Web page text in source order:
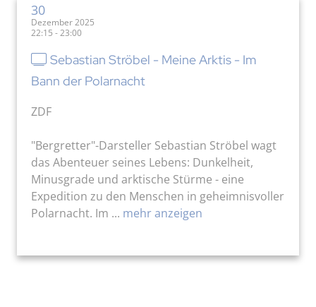
30
Dezember 2025
22:15 - 23:00
Sebastian Ströbel - Meine Arktis - Im
Bann der Polarnacht
ZDF
"Bergretter"-Darsteller Sebastian Ströbel wagt
das Abenteuer seines Lebens: Dunkelheit,
Minusgrade und arktische Stürme - eine
Expedition zu den Menschen in geheimnisvoller
Polarnacht. Im ... mehr anzeigen